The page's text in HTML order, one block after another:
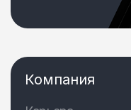
Компания